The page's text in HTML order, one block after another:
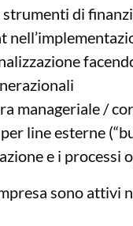
di
manageriale /
line esterne
e i processi
sono attivi